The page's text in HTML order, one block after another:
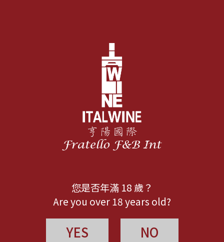
您是否年滿 18 歲？
Are you over 18 years old?
YES NO